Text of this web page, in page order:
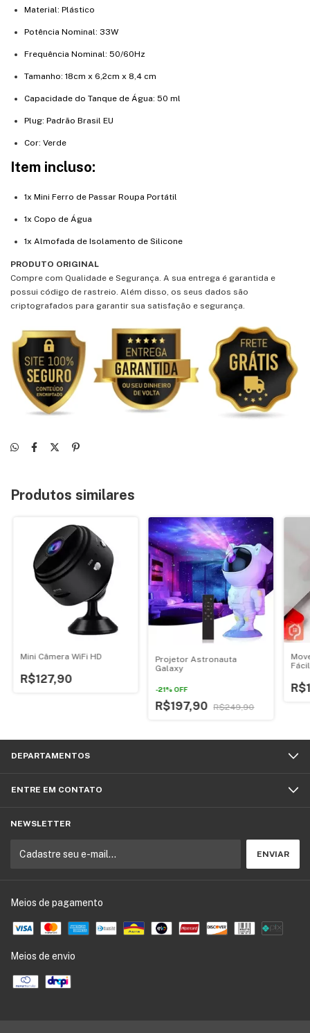
Material: Plástico
Potência Nominal: 33W
Frequência Nominal: 50/60Hz
Tamanho: 18cm x 6,2cm x 8,4 cm
Capacidade do Tanque de Água: 50 ml
Plug: Padrão Brasil EU
Cor: Verde
Item incluso:
1x Mini Ferro de Passar Roupa Portátil
1x Copo de Água
1x Almofada de Isolamento de Silicone
PRODUTO ORIGINAL
Compre com Qualidade e Segurança. A sua entrega é garantida e
possui código de rastreio. Além disso, os seus dados são
criptografados para garantir sua satisfação e segurança.
Produtos similares
Mini Câmera WiFi HD
R$127,90
Projetor Astronauta
Galaxy
-21%OFF
R$197,90 R$249,90
Fácil
DEPARTAMENTOS
ENTRE EM CONTATO
NEWSLETTER
Meios de pagamento
Meios de envio